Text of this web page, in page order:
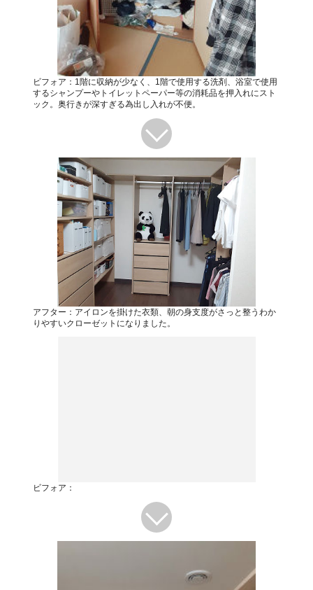
ビフォア：1階に収納が少なく、1階で使用する洗剤、浴室で使用
するシャンプーやトイレットペーパー等の消耗品を押入れにスト
ック。奥行きが深すぎる為出し入れが不便。
アフター：アイロンを掛けた衣類、朝の身支度がさっと整うわか
りやすいクローゼットになりました。
ビフォア：